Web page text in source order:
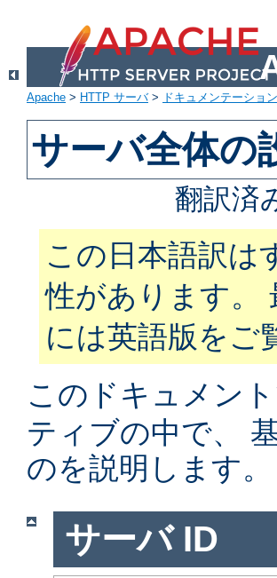
Apache > HTTP サーバ> ドキュメンテーション
サーバ全体の
翻訳済
この日本語訳は
性があります。
には英語版をご
このドキュメン
ティブの中で、
のを説明します。
サーバ ID